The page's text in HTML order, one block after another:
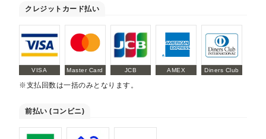
クレジットカード払い
VISA Master Card JCB AMEX Diners Club
※支払回数は一括のみとなります。
前払い (コンビニ)